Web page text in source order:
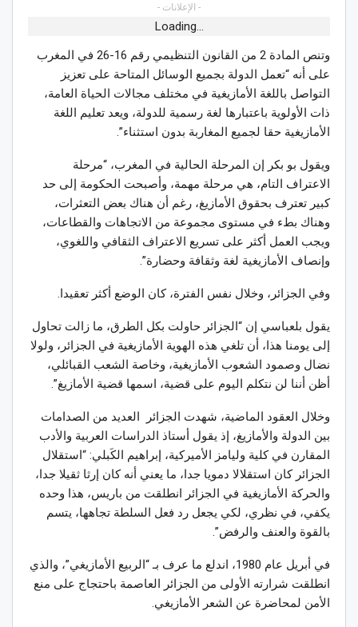
- الإعلانات -
Loading...
وتنص المادة 2 من القانون التنظيمي رقم 16-26 في المغرب
على أنه “تعمل الدولة بجميع الوسائل المتاحة على تعزيز
التواصل باللغة الأمازيغية في مختلف مجالات الحياة العامة،
ذات الأولوية باعتبارها لغة رسمية للدولة، ويعد تعليم اللغة
الأمازيغية حقا لجميع المغاربة بدون استثناء”.
ويقول بو بكر إن المرحلة الحالية في المغرب، “مرحلة
الاعتراف التام، هي مرحلة مهمة، وأصبحت الحكومة إلى حد
كبير تعترف بحقوق الأمازيغ، رغم أن هناك بعض التعثرات،
وهناك بطء في مستوى مجموعة من الاتجاهات والقطاعات،
ويجب العمل أكثر على تسريع الاعتراف الثقافي واللغوي،
وإنصاف الأمازيغية لغة وثقافة وحضارة”.
وفي الجزائر، وخلال نفس الفترة، كان الوضع أكثر تعقيدا.
يقول بلعباسي إن “الجزائر حاولت بكل الطرق، ما زالت تحاول
إلى يومنا هذا، أن تلغي هذه الهوية الأمازيغية في الجزائر، ولولا
نضال وصمود الشعوب الأمازيغية، وخاصة الشعب القبائلي،
أظن أننا لن نتكلم اليوم على قضية، اسمها قضية الأمازيغ”.
وخلال العقود الماضية، شهدت الجزائر العديد من الصدامات
بين الدولة والأمازيغ، إذ يقول أستاذ الدراسات العربية والأدب
المقارن في كلية وليامز الأميركية، إبراهيم الكَبلي: “استقلال
الجزائر كان استقلالا دمويا جدا، ما يعني أنه كان إرثا ثقيلا جدا،
والحركة الأمازيغية في الجزائر انطلقت من باريس، هذا وحده
يكفي، في نظري، لكي يجعل رد فعل السلطة تجاهها، يتسم
بالقوة والعنف والرفض”.
في أبريل عام 1980، اندلع ما عرف بـ “الربيع الأمازيغي”، والذي
انطلقت شرارته الأولى من الجزائر العاصمة باحتجاج على منع
الأمن لمحاضرة عن الشعر الأمازيغي.